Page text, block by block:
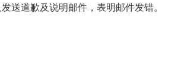
送道歉及说明邮件，表明邮件发错。